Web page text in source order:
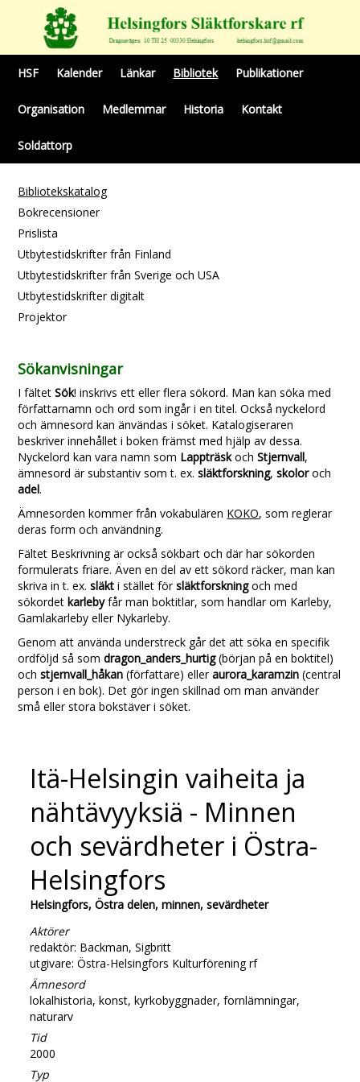
HSF Kalender Länkar Bibliotek Publikationer
Organisation Medlemmar Historia Kontakt
Soldattorp
Bibliotekskatalog
Bokrecensioner
Prislista
Utbytestidskrifter från Finland
Utbytestidskrifter från Sverige och USA
Utbytestidskrifter digitalt
Projektor
Sökanvisningar
I fältetSök! inskrivs ett eller flera sökord. Man kan söka med
författarnamn och ord som ingår i en titel. Också nyckelord
och ämnesord kan änvändas i söket. Katalogiseraren
beskriver innehållet i boken främst med hjälp av dessa.
Nyckelord kan vara namn som LappträskochStjernvall,
ämnesord är substantiv som t. ex.släktforskning,skoloroch
adel.
Ämnesorden kommer från vokabulären KOKO, som reglerar
deras form och användning.
Fältet Beskrivning är också sökbart och där har sökorden
formulerats friare. Även en del av ett sökord räcker, man kan
skriva in t. ex.släkti stället försläktforskningoch med
sökordetkarlebyfår man boktitlar, som handlar om Karleby,
Gamlakarleby eller Nykarleby.
Genom att använda understreck går det att söka en specifik
ordföljd så somdragon_anders_hurtig(början på en boktitel)
ochstjernvall_håkan (författare) elleraurora_karamzin (central
person i en bok). Det gör ingen skillnad om man använder
små eller stora bokstäver i söket.
Itä-Helsingin vaiheita ja
nähtävyyksiä - Minnen
och sevärdheter i Östra-
Helsingfors
Helsingfors, Östra delen, minnen, sevärdheter
Aktörer
redaktör: Backman, Sigbritt
utgivare: Östra-Helsingfors Kulturförening rf
Ämnesord
lokalhistoria, konst, kyrkobyggnader, fornlämningar,
naturarv
Tid
2000
Typ